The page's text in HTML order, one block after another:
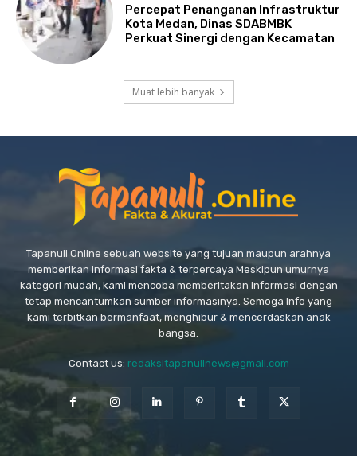
Percepat Penanganan Infrastruktur
Kota Medan, Dinas SDABMBK
Perkuat Sinergi dengan Kecamatan
Muat lebih banyak
Tapanuli Online sebuah website yang tujuan maupun arahnya
memberikan informasi fakta & terpercaya Meskipun umurnya
kategori mudah, kami mencoba memberitakan informasi dengan
tetap mencantumkan sumber informasinya. Semoga Info yang
kami terbitkan bermanfaat, menghibur & mencerdaskan anak
bangsa.
Contact us: redaksitapanulinews@gmail.com